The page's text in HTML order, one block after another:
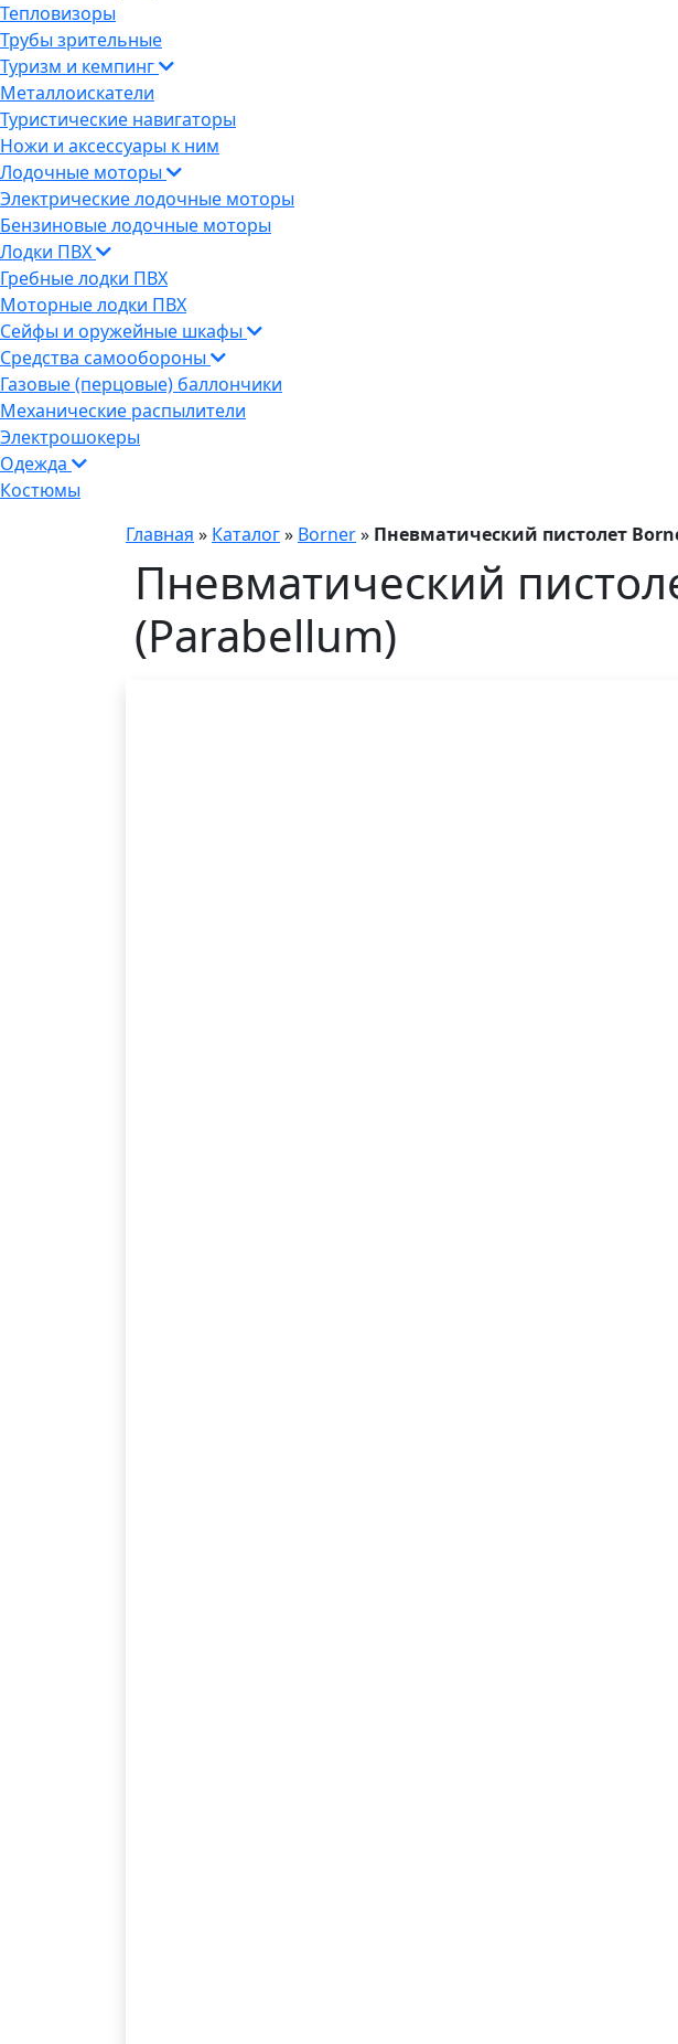
Тепловизоры
Трубы зрительные
Туризм и кемпинг
Металлоискатели
Туристические навигаторы
Ножи и аксессуары к ним
Лодочные моторы
Электрические лодочные моторы
Бензиновые лодочные моторы
Лодки ПВХ
Гребные лодки ПВХ
Моторные лодки ПВХ
Сейфы и оружейные шкафы
Средства самообороны
Газовые (перцовые) баллончики
Механические распылители
Электрошокеры
Одежда
Костюмы
Главная » Каталог» Borner» Пневматический пистолет
Пневматический
(Parabellum)